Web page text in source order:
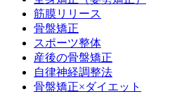
筋膜リリース
骨盤矯正
スポーツ整体
産後の骨盤矯正
自律神経調整法
骨盤矯正×ダイエット